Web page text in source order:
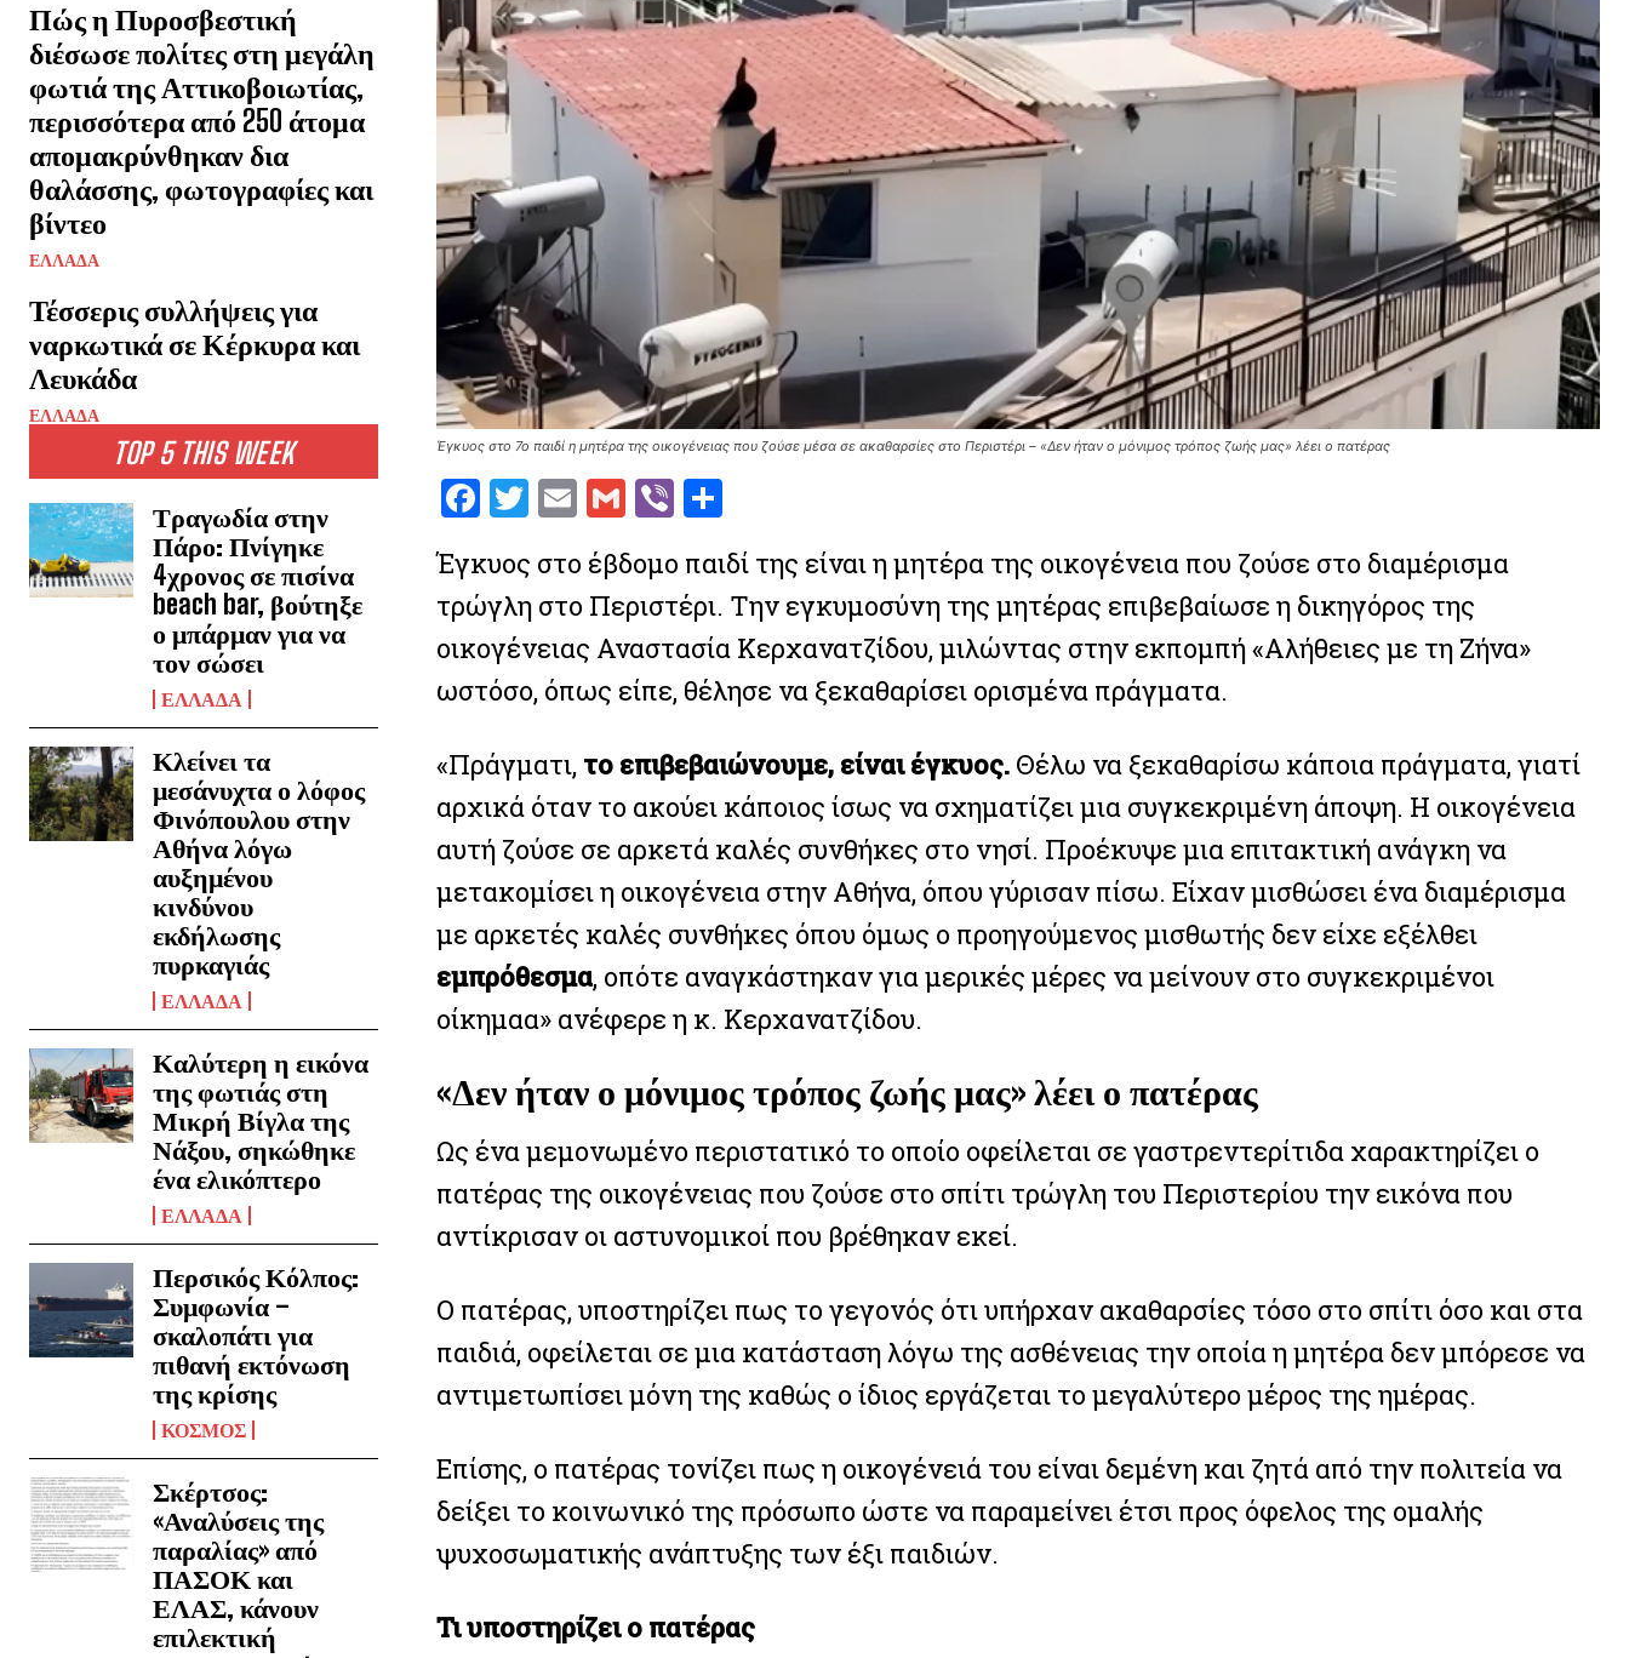
Facebook
Twitter
EmailGmail
ViberShare
Facebook
Twitter
EmailGmail
ViberShare
Πώς η Πυροσβεστική
διέσωσε πολίτες στη μεγάλη
φωτιά της Αττικοβοιωτίας,
περισσότερα από 250 άτομα
απομακρύνθηκαν δια
θαλάσσης, φωτογραφίες και
βίντεο
ΕΛΛΑΔΑ
Τέσσερις συλλήψεις για
ναρκωτικά σε Κέρκυρα και
Λευκάδα
ΕΛΛΑΔΑ
TOP 5 THIS WEEK
Τραγωδία στην
Πάρο: Πνίγηκε
4χρονος σε πισίνα
beach bar, βούτηξε
ο μπάρμαν για να
τον σώσει
ΕΛΛΑΔΑ
Κλείνει τα
μεσάνυχτα ο λόφος
Φινόπουλου στην
Αθήνα λόγω
αυξημένου
κινδύνου
εκδήλωσης
πυρκαγιάς
ΕΛΛΑΔΑ
Καλύτερη η εικόνα
της φωτιάς στη
Μικρή Βίγλα της
Νάξου, σηκώθηκε
ένα ελικόπτερο
ΕΛΛΑΔΑ
Περσικός Κόλπος:
Συμφωνία –
σκαλοπάτι για
πιθανή εκτόνωση
της κρίσης
ΚΟΣΜΟΣ
Σκέρτσος:
«Αναλύσεις της
παραλίας» από
ΠΑΣΟΚ και
ΕΛΑΣ, κάνουν
επιλεκτική
Έγκυος στο 7ο παιδί η μητέρα της οικογένειας που ζούσε μέσα σε ακαθαρσίες στο Περιστέρι – «Δεν ήταν ο μόνιμος τρόπος ζωής μας» λέει ο πατέρας
F
ce
b
o
o
T
it
te
r
E
ai
l
G
ai
l
V
er ar
e
Έγκυος στο έβδομο παιδί της είναι η μητέρα της οικογένεια που ζούσε στο διαμέρισμα
τρώγλη στο Περιστέρι. Την εγκυμοσύνη της μητέρας επιβεβαίωσε η δικηγόρος της
οικογένειας Αναστασία Κερχανατζίδου, μιλώντας στην εκπομπή «Αλήθειες με τη Ζήνα»
ωστόσο, όπως είπε, θέλησε να ξεκαθαρίσει ορισμένα πράγματα.
«Πράγματι, το επιβεβαιώνουμε, είναι έγκυος. Θέλω να ξεκαθαρίσω κάποια πράγματα, γιατί
αρχικά όταν το ακούει κάποιος ίσως να σχηματίζει μια συγκεκριμένη άποψη. Η οικογένεια
αυτή ζούσε σε αρκετά καλές συνθήκες στο νησί. Προέκυψε μια επιτακτική ανάγκη να
μετακομίσει η οικογένεια στην Αθήνα, όπου γύρισαν πίσω. Είχαν μισθώσει ένα διαμέρισμα
με αρκετές καλές συνθήκες όπου όμως ο προηγούμενος μισθωτής δεν είχε εξέλθει
εμπρόθεσμα, οπότε αναγκάστηκαν για μερικές μέρες να μείνουν στο συγκεκριμένοι
οίκημαα» ανέφερε η κ. Κερχανατζίδου.
«Δεν ήταν ο μόνιμος τρόπος ζωής μας» λέει ο πατέρας
Ως ένα μεμονωμένο περιστατικό το οποίο οφείλεται σε γαστρεντερίτιδα χαρακτηρίζει ο
πατέρας της οικογένειας που ζούσε στο σπίτι τρώγλη του Περιστερίου την εικόνα που
αντίκρισαν οι αστυνομικοί που βρέθηκαν εκεί.
Ο πατέρας, υποστηρίζει πως το γεγονός ότι υπήρχαν ακαθαρσίες τόσο στο σπίτι όσο και στα
παιδιά, οφείλεται σε μια κατάσταση λόγω της ασθένειας την οποία η μητέρα δεν μπόρεσε να
αντιμετωπίσει μόνη της καθώς ο ίδιος εργάζεται το μεγαλύτερο μέρος της ημέρας.
Επίσης, ο πατέρας τονίζει πως η οικογένειά του είναι δεμένη και ζητά από την πολιτεία να
δείξει το κοινωνικό της πρόσωπο ώστε να παραμείνει έτσι προς όφελος της ομαλής
ψυχοσωματικής ανάπτυξης των έξι παιδιών.
Τι υποστηρίζει ο πατέρας